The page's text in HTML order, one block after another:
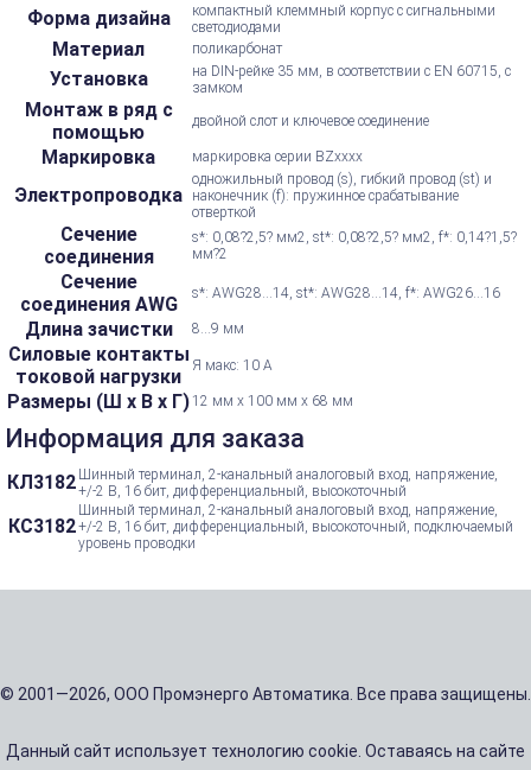
Форма дизайна
компактный клеммный корпус с сигнальными
светодиодами
Материал поликарбонат
Установка
на DIN-рейке 35 мм, в соответствии с EN 60715, с
замком
Монтаж в ряд с
помощью
двойной слот и ключевое соединение
Маркировка маркировка серии BZxxxx
Электропроводка
одножильный провод (s), гибкий провод (st) и
наконечник (f): пружинное срабатывание
отверткой
Сечение
соединения
s*: 0,08?2,5? мм2, st*: 0,08?2,5? мм2, f*: 0,14?1,5?
мм?2
Сечение
соединения AWG
s*: AWG28...14, st*: AWG28...14, f*: AWG26...16
Длина зачистки 8...9 мм
Силовые контакты
токовой нагрузки
Я макс: 10 А
Размеры (Ш х В х Г)12 мм x 100 мм x 68 мм
Информация для заказа
КЛ3182 Шинный терминал, 2-канальный аналоговый вход, напряжение,
+/-2 В, 16 бит, дифференциальный, высокоточный
КС3182
Шинный терминал, 2-канальный аналоговый вход, напряжение,
+/-2 В, 16 бит, дифференциальный, высокоточный, подключаемый
уровень проводки
© 2001—2026, ООО Промэнерго Автоматика. Все права защищены.
Данный сайт использует технологию cookie. Оставаясь на сайте